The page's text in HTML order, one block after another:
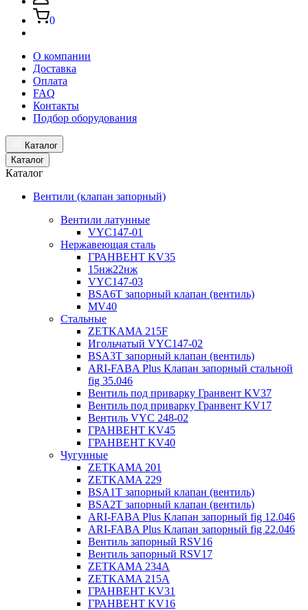
0
О компании
Доставка
Оплата
FAQ
Контакты
Подбор оборудования
Каталог
Каталог
Каталог
Вентили (клапан запорный)
Вентили латунные
VYC147-01
Нержавеющая сталь
ГРАНВЕНТ KV35
15нж22нж
VYC147-03
BSA6T запорный клапан (вентиль)
MV40
Стальные
ZETKAMA 215F
Игольчатый VYC147-02
BSA3T запорный клапан (вентиль)
ARI-FABA Plus Клапан запорный стальной
fig 35.046
Вентиль под приварку Гранвент KV37
Вентиль под приварку Гранвент KV17
Вентиль VYC 248-02
ГРАНВЕНТ KV45
ГРАНВЕНТ KV40
Чугунные
ZETKAMA 201
ZETKAMA 229
BSA1T запорный клапан (вентиль)
BSA2T запорный клапан (вентиль)
ARI-FABA Plus Клапан запорный fig 12.046
ARI-FABA Plus Клапан запорный fig 22.046
Вентиль запорный RSV16
Вентиль запорный RSV17
ZETKAMA 234A
ZETKAMA 215A
ГРАНВЕНТ KV31
ГРАНВЕНТ KV16